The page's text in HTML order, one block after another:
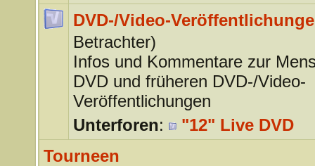
DVD-/Video-
Betrachter)
Infos und Kommentare zur
DVD und früheren DVD-/Video-
Veröffentlichungen
Unterforen:
"12" Live DVD
Tourneen